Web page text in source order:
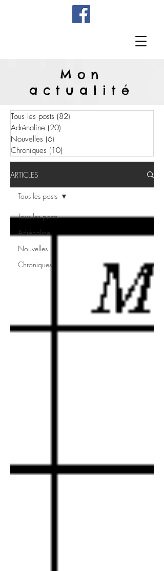
Mon
actualité
Tous les posts (82)
Adrénaline (20)
Nouvelles (6)
Chroniques (10)
ARTICLES
Tous les posts
Adrénaline
Nouvelles
Chroniques
Tous les posts